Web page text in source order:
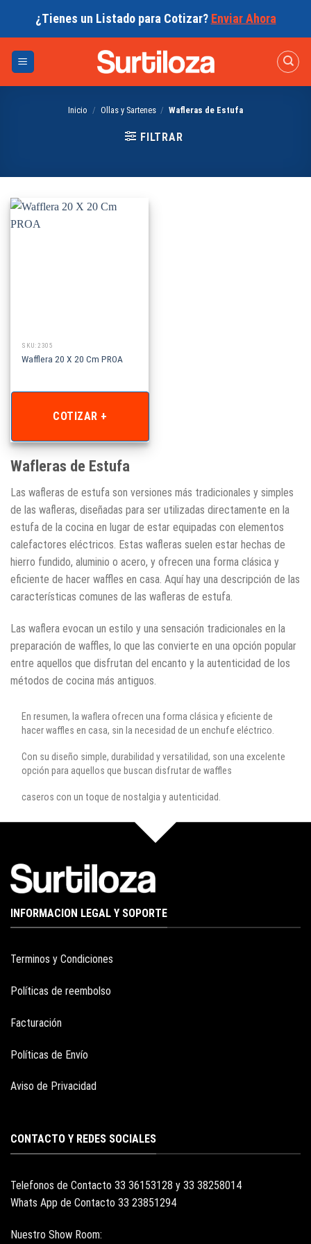
¿Tienes un Listado para Cotizar? Enviar Ahora
Inicio / Ollas y Sartenes / Wafleras de Estufa
FILTRAR
SKU: 2305
Wafflera 20 X 20 Cm PROA
COTIZAR +
Wafleras de Estufa
Las wafleras de estufa son versiones más tradicionales y simples
de las wafleras, diseñadas para ser utilizadas directamente en la
estufa de la cocina en lugar de estar equipadas con elementos
calefactores eléctricos. Estas wafleras suelen estar hechas de
hierro fundido, aluminio o acero, y ofrecen una forma clásica y
eficiente de hacer waffles en casa. Aquí hay una descripción de las
características comunes de las wafleras de estufa.
Las waflera evocan un estilo y una sensación tradicionales en la
preparación de waffles, lo que las convierte en una opción popular
entre aquellos que disfrutan del encanto y la autenticidad de los
métodos de cocina más antiguos.
En resumen, la waflera ofrecen una forma clásica y eficiente de
hacer waffles en casa, sin la necesidad de un enchufe eléctrico.
Con su diseño simple, durabilidad y versatilidad, son una excelente
opción para aquellos que buscan disfrutar de waffles
caseros con un toque de nostalgia y autenticidad.
INFORMACION LEGAL Y SOPORTE
Terminos y Condiciones
Políticas de reembolso
Facturación
Políticas de Envío
Aviso de Privacidad
CONTACTO Y REDES SOCIALES
Telefonos de Contacto 33 36153128 y 33 38258014
Whats App de Contacto 33 23851294
Nuestro Show Room: